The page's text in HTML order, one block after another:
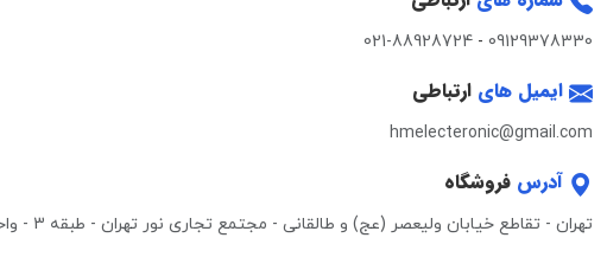
09129378330
-
021-88928724
ایمیل های ارتباطی
hmelecteronic@gmail.com
آدرس فروشگاه
تهران - تقاطع خیابان ولیعصر (عج) و طالقانی - مجتمع تجاری نور تهران - طبقه 3 - واحد 11060